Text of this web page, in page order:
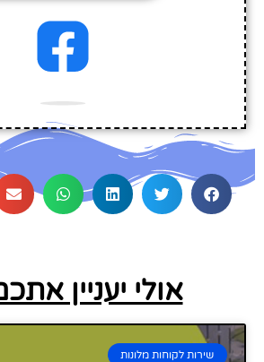
אולי יעניין
שירות לקוחות מלונות